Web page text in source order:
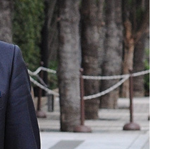
【メンズ・ドレスシャツ・ワイシャツ】
ナチュラルフィット・ブロード・ダブル
カフス・ホリゾンタルカラー・カッタウ
ェイ・クレリック
価格 8,800円(税込)